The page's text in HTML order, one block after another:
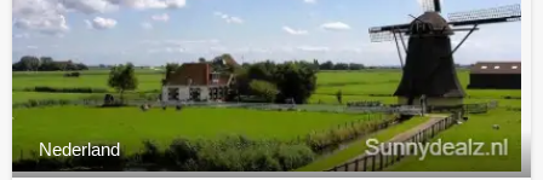
Nederland